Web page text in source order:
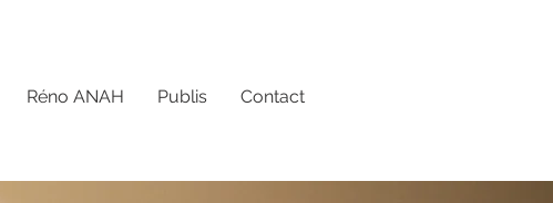
Réno ANAH Publis Contact